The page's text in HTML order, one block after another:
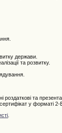
держави.
та розвитку.
та
у форматі 2-